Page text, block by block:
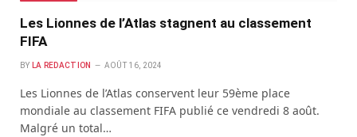
Les Lionnes de l’Atlas stagnent au classement
FIFA
BY LA REDACTION AOÛT 16, 2024
Les Lionnes de l’Atlas conservent leur 59ème place
mondiale au classement FIFA publié ce vendredi 8 août.
Malgré un total…